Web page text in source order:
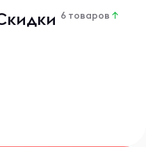
6 товаров ↑